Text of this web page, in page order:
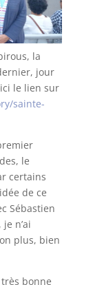
la
jour
le lien sur
sainte-
le
certains
de ce
Sébastien
n’ai
plus, bien
bonne